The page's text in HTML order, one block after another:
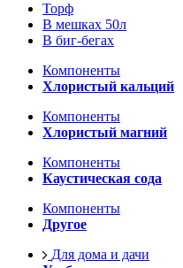
Торф
В мешках 50л
В биг-бегах
Компоненты
Хлористый кальций
Компоненты
Хлористый магний
Компоненты
Каустическая сода
Компоненты
Другое
Для дома и дачи